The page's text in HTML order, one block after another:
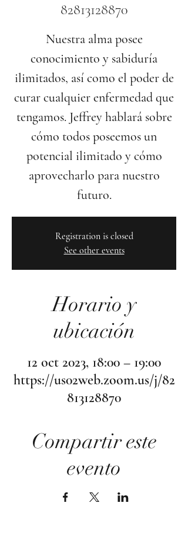
82813128870
Nuestra alma posee
conocimiento y sabiduría
ilimitados, así como el poder de
curar cualquier enfermedad que
tengamos. Jeffrey hablará sobre
cómo todos poseemos un
potencial ilimitado y cómo
aprovecharlo para nuestro
futuro.
Registration is closed
See other events
Horario y
ubicación
12 oct 2023, 18:00 – 19:00
https://us02web.zoom.us/j/82
813128870
Compartir este
evento